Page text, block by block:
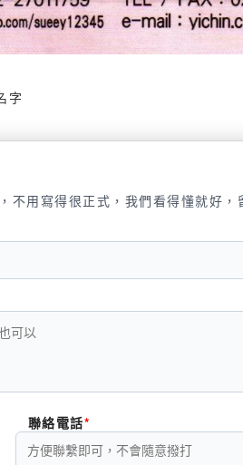
字
不用寫得很正式，我們看得懂就好
聯絡電話